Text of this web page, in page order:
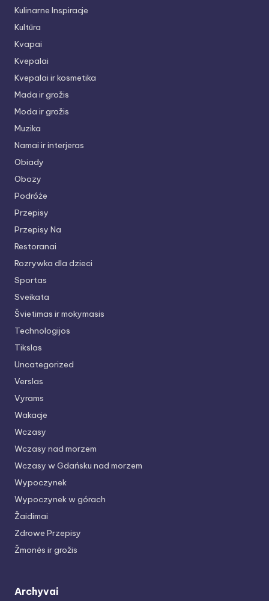
Kulinarne Inspiracje
Kultūra
Kvapai
Kvepalai
Kvepalai ir kosmetika
Mada ir grožis
Moda ir grožis
Muzika
Namai ir interjeras
Obiady
Obozy
Podróże
Przepisy
Przepisy Na
Restoranai
Rozrywka dla dzieci
Sportas
Sveikata
Švietimas ir mokymasis
Technologijos
Tikslas
Uncategorized
Verslas
Vyrams
Wakacje
Wczasy
Wczasy nad morzem
Wczasy w Gdańsku nad morzem
Wypoczynek
Wypoczynek w górach
Žaidimai
Zdrowe Przepisy
Žmonės ir grožis
Archyvai